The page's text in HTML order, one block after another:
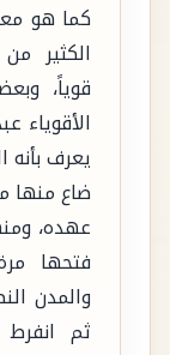
كما هو
الكثير
قوياً،
يعرف بأنه
ضاع منها
عهده،
فتحها
والمدن
ثم